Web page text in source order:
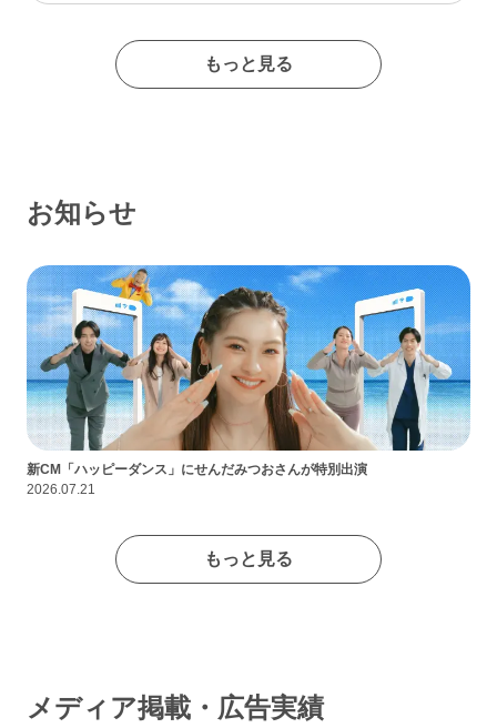
たイメージの出会い系サイトであるなんて思わなかったな…
もっと見る
お知らせ
新CM「ハッピーダンス」にせんだみつおさんが特別出演
2026.07.21
もっと見る
メディア掲載・広告実績